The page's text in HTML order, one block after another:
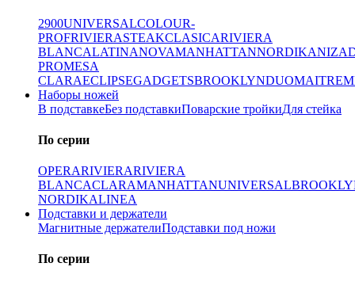
2900UNIVERSALCOLOUR-
PROFRIVIERASTEAKCLASICARIVIERA
BLANCALATINANOVAMANHATTANNORDIKANIZA
PROMESA
CLARAECLIPSEGADGETSBROOKLYNDUOMAITRE
Наборы ножей
В подставкеБез подставкиПоварские тройкиДля стейка
По серии
OPERARIVIERARIVIERA
BLANCACLARAMANHATTANUNIVERSAL
NORDIKALINEA
Подставки и держатели
Магнитные держателиПодставки под ножи
По серии